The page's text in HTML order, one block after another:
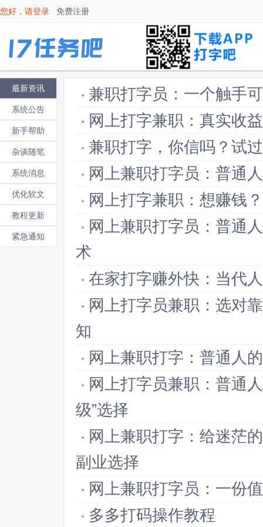
您好，请登录 免费注册
最新资讯
系统公告
新手帮助
杂谈随笔
系统消息
优化软文
教程更新
紧急通知
兼职打字员：一个触手
网上打字兼职：真实收
兼职打字，你信吗？试
网上兼职打字员：普通
网上打字兼职：想赚钱
网上兼职打字员：普通
术
在家打字赚外快：当代
网上打字员兼职：选对
知
网上兼职打字：普通人
网上打字员兼职：普通
级”选择
网上兼职打字：给迷茫
副业选择
网上兼职打字员：一份
多多打码操作教程